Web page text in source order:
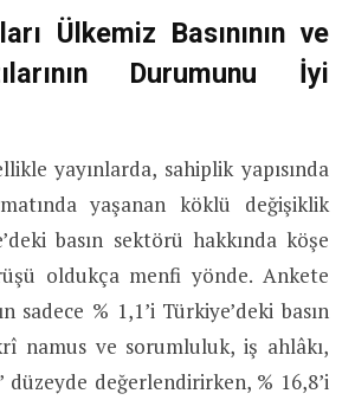
Ülkemiz Basınının ve
Durumunu İyi
yayınlarda, sahiplik yapısında
yaşanan köklü değişiklik
basın sektörü hakkında köşe
oldukça menfi yönde. Ankete
sadece % 1,1’i Türkiye’deki basın
namus ve sorumluluk, iş ahlâkı,
düzeyde değerlendirirken, % 16,8’i